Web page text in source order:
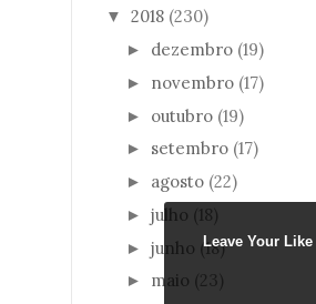
▼ 2018 (230)
► dezembro (19)
► novembro (17)
► outubro (19)
► setembro (17)
► agosto (22)
► julho (18)
► junho (18)
► maio (23)
Leave Your